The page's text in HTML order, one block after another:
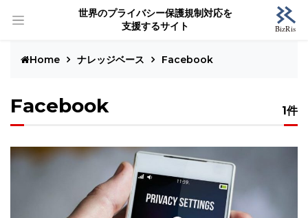
世界のプライバシー保護規制対応を
支援するサイト
Home ナレッジベース Facebook
Facebook 1件